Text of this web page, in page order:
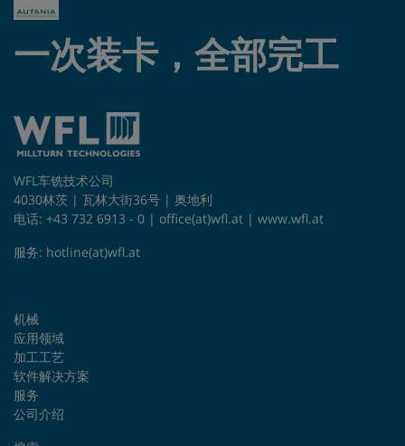
一次装卡，全部完工
WFL车铣技术公司
4030林茨 | 瓦林大街36号 | 奥地利
电话: +43 732 6913 - 0 | office(at)wfl.at | www.wfl.at
服务: hotline(at)wfl.at
机械
应用领域
加工工艺
软件解决方案
服务
公司介绍